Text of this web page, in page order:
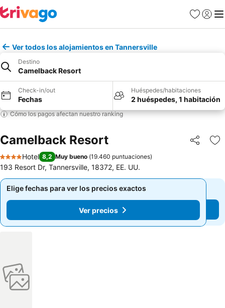
Favoritos
Iniciar
Ver todos los alojamientos en Tannersville
Destino
Camelback Resort
Check-in/out
Fechas
Huéspedes/habitaciones
2 huéspedes, 1 habitación
Cómo los pagos afectan nuestro ranking
Camelback Resort Compartir
4 Estrellas
Hotel 8,2 Muy bueno (19.460 puntuaciones)
193 Resort Dr, Tannersville, 18372, EE. UU.
Elige fechas para ver los precios exactos
Ver precios
Elige fechas para ver los precios exactos
Ver precios